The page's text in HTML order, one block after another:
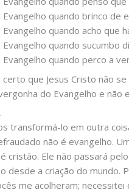
quando brinco de
quando acho que
Evangelho quando
quando perco a
certo que Jesus Cristo não
do Evangelho e
transformá-lo em outra
não é evangelho.
cristão. Ele não passará
desde a criação do
me acolheram;